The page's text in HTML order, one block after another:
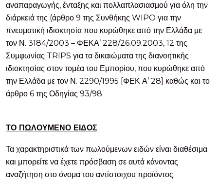
αναπαραγωγής, ένταξης και πολλαπλασιασμού για όλη την
διάρκειά της (άρθρο 9 της Συνθήκης WIPO για την
πνευματική ιδιοκτησία που κυρώθηκε από την Ελλάδα με
τον Ν. 3184/2003 – ΦΕΚΑ’ 228/26.09.2003, 12 της
Συμφωνίας TRIPS για τα δικαιώματα της διανοητικής
ιδιοκτησίας στον τομέα του Εμπορίου, που κυρώθηκε από
την Ελλάδα με τον Ν. 2290/1995 [ΦΕΚ Α’ 28] καθώς και το
άρθρο 6 της Οδηγίας 93/98.
ΤΟ ΠΩΛΟΥΜΕΝΟ ΕΙΔΟΣ
Τα χαρακτηριστικά των πωλούμενων ειδών είναι διαθέσιμα
και μπορείτε να έχετε πρόσβαση σε αυτά κάνοντας
αναζήτηση στο όνομα του αντίστοιχου προϊόντος.